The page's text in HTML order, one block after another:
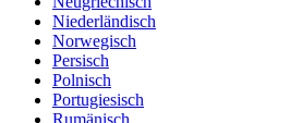
Niederländisch
Norwegisch
Persisch
Polnisch
Portugiesisch
Rumänisch